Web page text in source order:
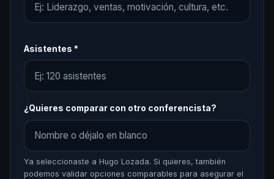
Asistentes *
¿Quieres comparar con otro conferencista?
Ya seleccionaste a Hugo Lozada. Si quieres, también
podemos validar opciones comparables para asegurar el